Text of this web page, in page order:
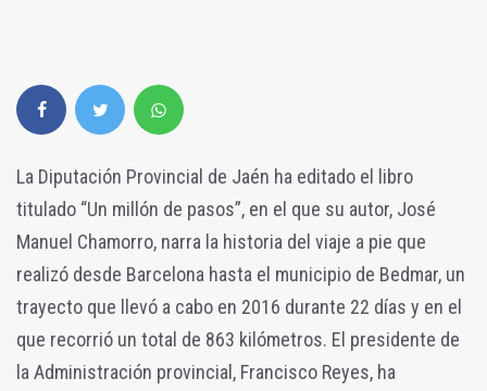
La Diputación Provincial de Jaén ha editado el libro
titulado “Un millón de pasos”, en el que su autor, José
Manuel Chamorro, narra la historia del viaje a pie que
realizó desde Barcelona hasta el municipio de Bedmar, un
trayecto que llevó a cabo en 2016 durante 22 días y en el
que recorrió un total de 863 kilómetros. El presidente de
la Administración provincial, Francisco Reyes, ha